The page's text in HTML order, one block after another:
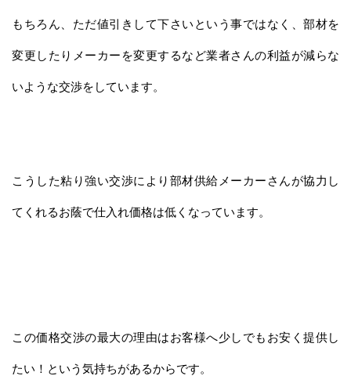
もちろん、ただ値引きして下さいという事ではなく、部材を
変更したりメーカーを変更するなど業者さんの利益が減らな
いような交渉をしています。
こうした粘り強い交渉により部材供給メーカーさんが協力し
てくれるお蔭で仕入れ価格は低くなっています。
この価格交渉の最大の理由はお客様へ少しでもお安く提供し
たい！という気持ちがあるからです。